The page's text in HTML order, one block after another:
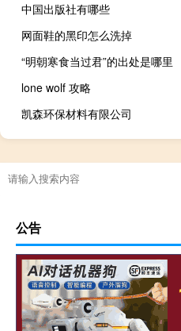
中国出版社有哪些
网面鞋的黑印怎么洗掉
“明朝寒食当过君”的出处是哪里
lone wolf 攻略
凯森环保材料有限公司
公告